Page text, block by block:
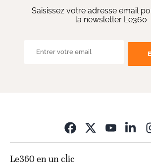
Saisissez votre adresse email
la newsletter Le360
Le360 en un clic